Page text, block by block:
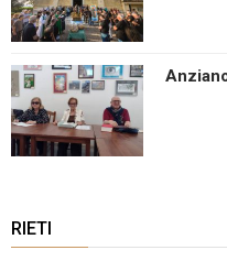
RIETI